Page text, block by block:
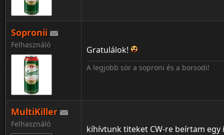
Sopronii
Felhasználó Gratulálok!
A legjobb sör a soproni és a borsodi!
MultiKiller
Felhasználó kíhívtunk titeket CW-re beírtam